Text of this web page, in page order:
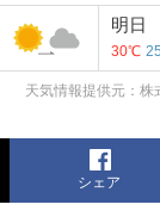
明日
30℃
天気情報提供元：株
シェア